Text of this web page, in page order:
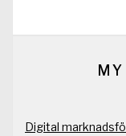
Digital